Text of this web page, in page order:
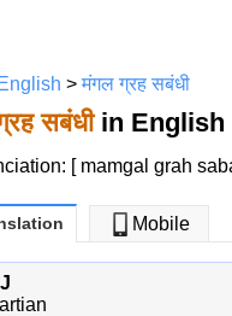
>मंगल ग्रह सबंधी
सबंधीin English
[ mamgal grah
Mobile